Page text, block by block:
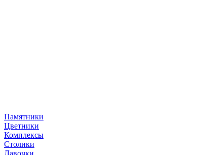
Памятники
Цветники
Комплексы
Столики
Лавочки